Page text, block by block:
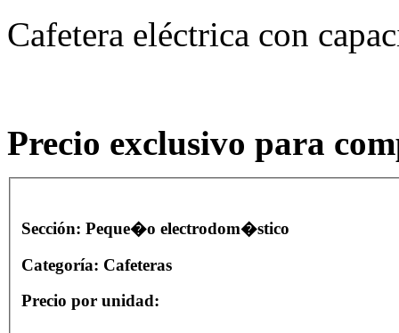
Cafetera eléctrica con
Precio exclusivo para
Sección: Peque�o electrodom�stico
Categoría: Cafeteras
Precio por unidad: